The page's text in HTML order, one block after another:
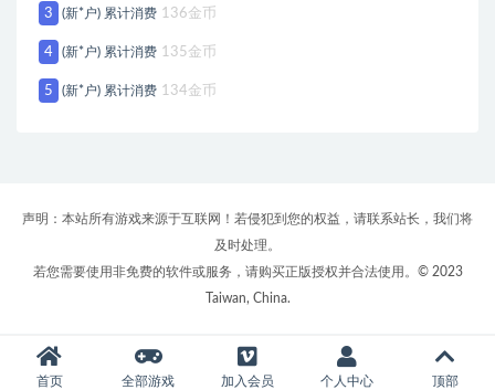
3 (新*户) 累计消费 136金币
4 (新*户) 累计消费 135金币
5 (新*户) 累计消费 134金币
声明：本站所有游戏来源于互联网！若侵犯到您的权益，请联系站长，我们将
及时处理。
若您需要使用非免费的软件或服务，请购买正版授权并合法使用。© 2023
Taiwan, China.
首页 全部游戏 加入会员 个人中心 顶部